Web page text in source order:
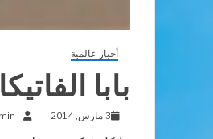
أخبار عالمية
بابا الفاتيكان يقوم
3 مارس, 2014